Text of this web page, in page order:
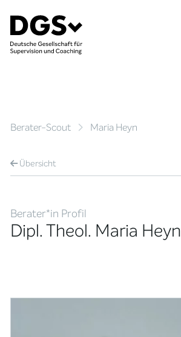
Berater-Scout Maria Heyn
Übersicht
Berater*in Profil
Dipl. Theol. Maria Heyn